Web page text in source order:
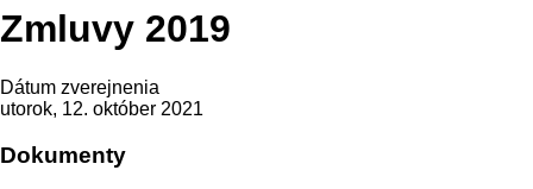
Zmluvy 2019
Dátum zverejnenia
utorok, 12. október 2021
Dokumenty